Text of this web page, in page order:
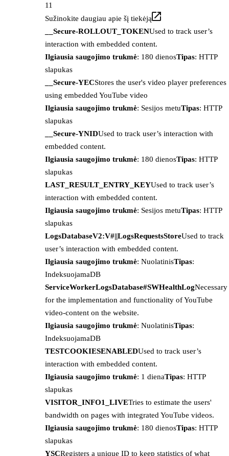
11
Sužinokite daugiau apie šį tiekėją
__Secure-ROLLOUT_TOKENUsed to track user’s
interaction with embedded content.
Ilgiausia saugojimo trukmė: 180 dienosTipas: HTTP
slapukas
__Secure-YECStores the user's video player preferences
using embedded YouTube video
Ilgiausia saugojimo trukmė: Sesijos metuTipas: HTTP
slapukas
__Secure-YNIDUsed to track user’s interaction with
embedded content.
Ilgiausia saugojimo trukmė: 180 dienosTipas: HTTP
slapukas
LAST_RESULT_ENTRY_KEYUsed to track user’s
interaction with embedded content.
Ilgiausia saugojimo trukmė: Sesijos metuTipas: HTTP
slapukas
LogsDatabaseV2:V#||LogsRequestsStoreUsed to track
user’s interaction with embedded content.
Ilgiausia saugojimo trukmė: NuolatinisTipas:
IndeksuojamaDB
ServiceWorkerLogsDatabase#SWHealthLogNecessary
for the implementation and functionality of YouTube
video-content on the website.
Ilgiausia saugojimo trukmė: NuolatinisTipas:
IndeksuojamaDB
TESTCOOKIESENABLEDUsed to track user’s
interaction with embedded content.
Ilgiausia saugojimo trukmė: 1 dienaTipas: HTTP
slapukas
VISITOR_INFO1_LIVETries to estimate the users'
bandwidth on pages with integrated YouTube videos.
Ilgiausia saugojimo trukmė: 180 dienosTipas: HTTP
slapukas
YSCRegisters a unique ID to keep statistics of what